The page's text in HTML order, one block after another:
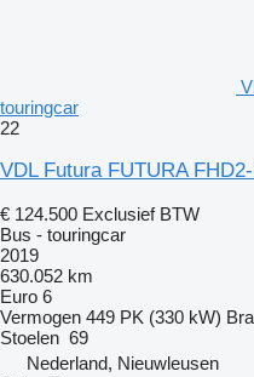
touringcar
22
VDL Futura FUTURA
€ 124.500 Exclusief BTW
Bus - touringcar
2019
630.052 km
Euro 6
Vermogen 449 PK (330 kW)
Stoelen 69
Nederland, Nieuwleusen